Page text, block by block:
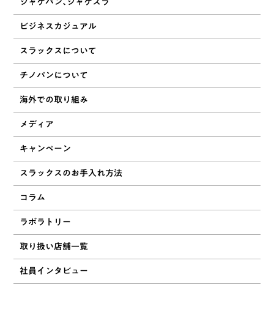
ジャケパン、ジャケスラ
ビジネスカジュアル
スラックスについて
チノパンについて
海外での取り組み
メディア
キャンペーン
スラックスのお手入れ方法
コラム
ラボラトリー
取り扱い店舗一覧
社員インタビュー